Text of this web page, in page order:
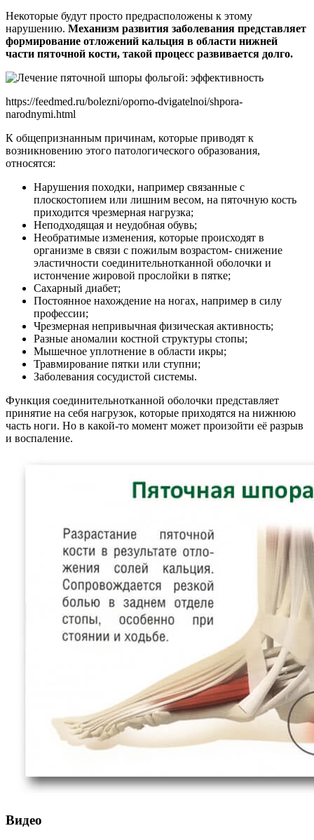
Некоторые будут просто предрасположены к этому
нарушению. Механизм развития заболевания представляет
формирование отложений кальция в области нижней
части пяточной кости, такой процесс развивается долго.
https://feedmed.ru/bolezni/oporno-dvigatelnoi/shpora-
narodnymi.html
К общепризнанным причинам, которые приводят к
возникновению этого патологического образования,
относятся:
Нарушения походки, например связанные с
плоскостопием или лишним весом, на пяточную кость
приходится чрезмерная нагрузка;
Неподходящая и неудобная обувь;
Необратимые изменения, которые происходят в
организме в связи с пожилым возрастом- снижение
эластичности соединительнотканной оболочки и
истончение жировой прослойки в пятке;
Сахарный диабет;
Постоянное нахождение на ногах, например в силу
профессии;
Чрезмерная непривычная физическая активность;
Разные аномалии костной структуры стопы;
Мышечное уплотнение в области икры;
Травмирование пятки или ступни;
Заболевания сосудистой системы.
Функция соединительнотканной оболочки представляет
принятие на себя нагрузок, которые приходятся на нижнюю
часть ноги. Но в какой-то момент может произойти её разрыв
и воспаление.
Видео